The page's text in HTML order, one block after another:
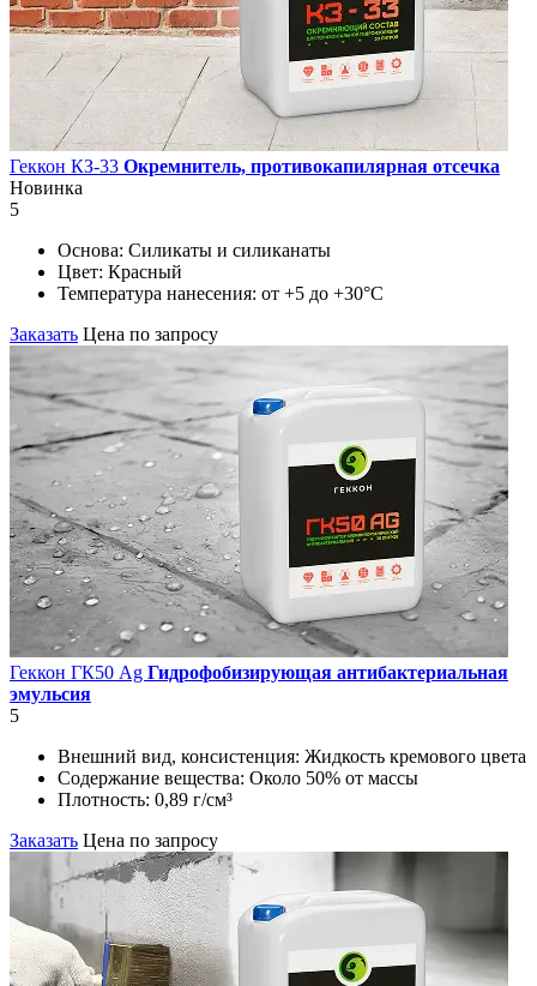
Геккон КЗ-33 Окремнитель, противокапилярная отсечка
Новинка
5
Основа: Силикаты и силиканаты
Цвет: Красный
Температура нанесения: от +5 до +30°С
Заказать Цена по запросу
Геккон ГК50 Ag Гидрофобизирующая антибактериальная
эмульсия
5
Внешний вид, консистенция: Жидкость кремового цвета
Содержание вещества: Около 50% от массы
Плотность: 0,89 г/см³
Заказать Цена по запросу